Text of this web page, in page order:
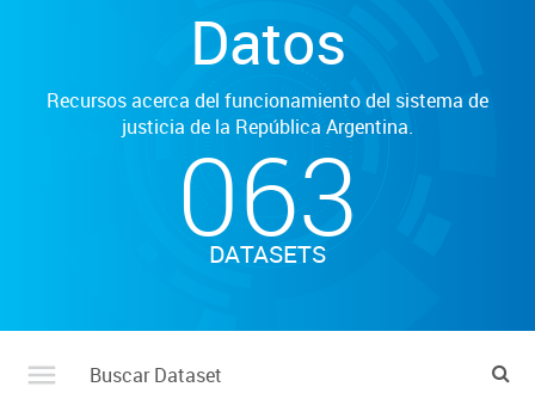
Datos
Recursos acerca del funcionamiento del sistema de
justicia de la República Argentina.
063
DATASETS